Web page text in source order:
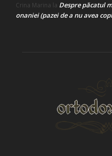
Crina Marina la Despre păcatul
onaniei (pazei de a nu avea